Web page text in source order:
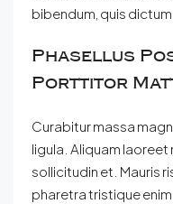
bibendum, quis
Phasellus
Porttitor
Curabitur massa
ligula. Aliquam laoreet
sollicitudin et. Mauris
pharetra tristique enim.